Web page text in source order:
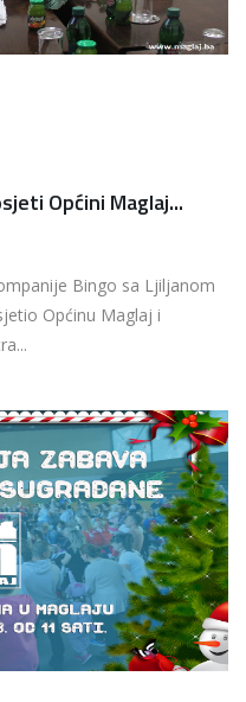
Općini Maglaj...
Bingo sa Ljiljanom
Općinu Maglaj i